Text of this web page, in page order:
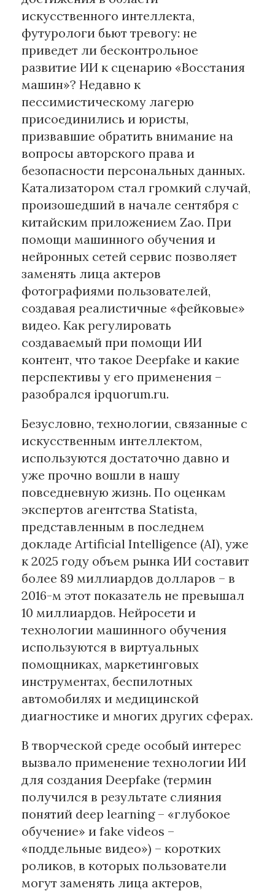
Материалы партнеров
АКИ
Artists / Художники.РФ
n'RIS
Онлайн патент
Цифровой Сарафан
Смотрите нас в соцсетях и мессенджерах
искусственного интеллекта,
футурологи бьют тревогу: не
приведет ли бесконтрольное
развитие ИИ к сценарию «Восстания
машин»? Недавно к
пессимистическому лагерю
присоединились и юристы,
призвавшие обратить внимание на
вопросы авторского права и
безопасности персональных данных.
Катализатором стал громкий случай,
произошедший в начале сентября с
китайским приложением Zao. При
помощи машинного обучения и
нейронных сетей сервис позволяет
заменять лица актеров
фотографиями пользователей,
создавая реалистичные «фейковые»
видео. Как регулировать
создаваемый при помощи ИИ
контент, что такое Deepfake и какие
перспективы у его применения –
разобрался ipquorum.ru.
Безусловно, технологии, связанные с
искусственным интеллектом,
используются достаточно давно и
уже прочно вошли в нашу
повседневную жизнь. По оценкам
экспертов агентства Statista,
представленным в последнем
докладе Artificial Intelligence (AI), уже
к 2025 году объем рынка ИИ составит
более 89 миллиардов долларов – в
2016-м этот показатель не превышал
10 миллиардов. Нейросети и
технологии машинного обучения
используются в виртуальных
помощниках, маркетинговых
инструментах, беспилотных
автомобилях и медицинской
диагностике и многих других сферах.
В творческой среде особый интерес
вызвало применение технологии ИИ
для создания Deepfake (термин
получился в результате слияния
понятий deep learning – «глубокое
обучение» и fake videos –
«поддельные видео») – коротких
роликов, в которых пользователи
могут заменять лица актеров,